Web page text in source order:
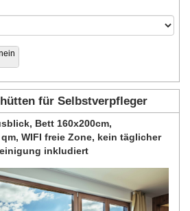
für Selbstverpfleger
Bett 160x200cm,
WIFI freie Zone, kein täglicher
inkludiert
Next